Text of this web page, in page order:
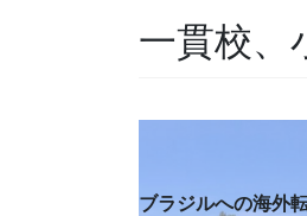
一貫校、
ブラジルへの海外